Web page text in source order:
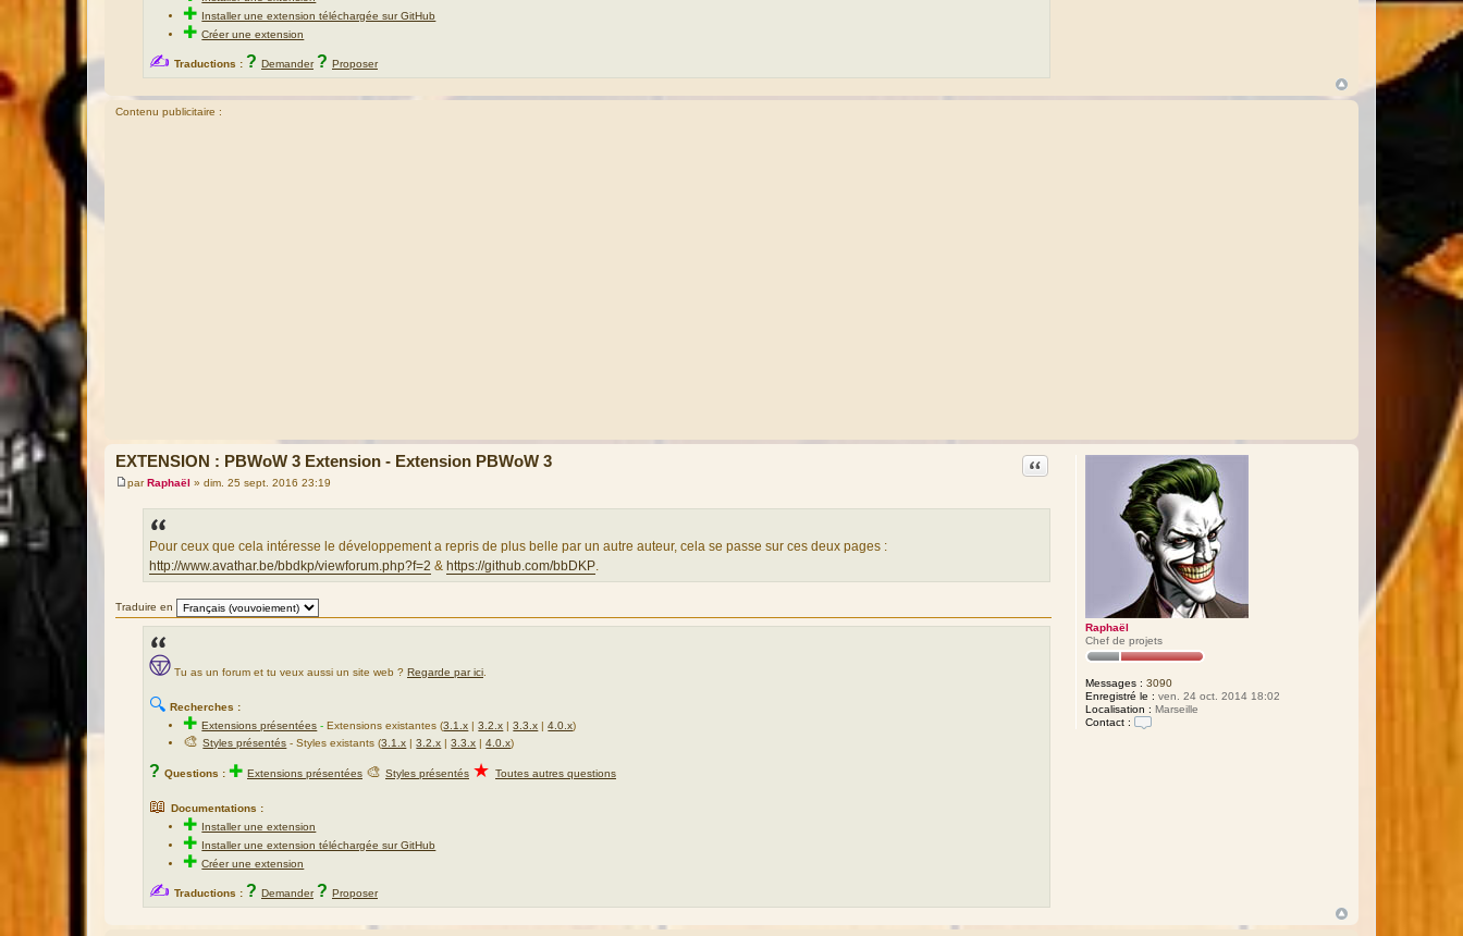
✚ Installer une extension téléchargée sur GitHub
✚Créer une extension
✍ Traductions : ? Demander ? Proposer
Contenu publicitaire :
Raphaël
Chef de projets
Messages : 3090
Enregistré le : ven. 24 oct. 2014 18:02
Localisation : Marseille
Contact :
EXTENSION : PBWoW 3 Extension - Extension PBWoW 3 Citation
M
parRaphaël » dim. 25 sept. 2016 23:19
Pour ceux que cela intéresse le développement a repris de plus belle par un autre auteur, cela se passe sur ces deux pages :
http://www.avathar.be/bbdkp/viewforum.php?f=2 & https://github.com/bbDKP
Traduire en
Tu as un forum et tu veux aussi un site web ? Regarde par ici
🔍 Recherches :
✚Extensions présentées -Extensions existantes (3.1.x |3.2.x |3.3.x |4.0.x)
🎨Styles présentés - Styles existants (3.1.x |3.2.x |3.3.x |4.0.x)
? Questions : ✚ Extensions présentées 🎨 Styles présentés ★ Toutes autres questions
📖 Documentations :
✚ Installer une extension
✚ Installer une extension téléchargée sur GitHub
✚Créer une extension
✍ Traductions : ? Demander ? Proposer